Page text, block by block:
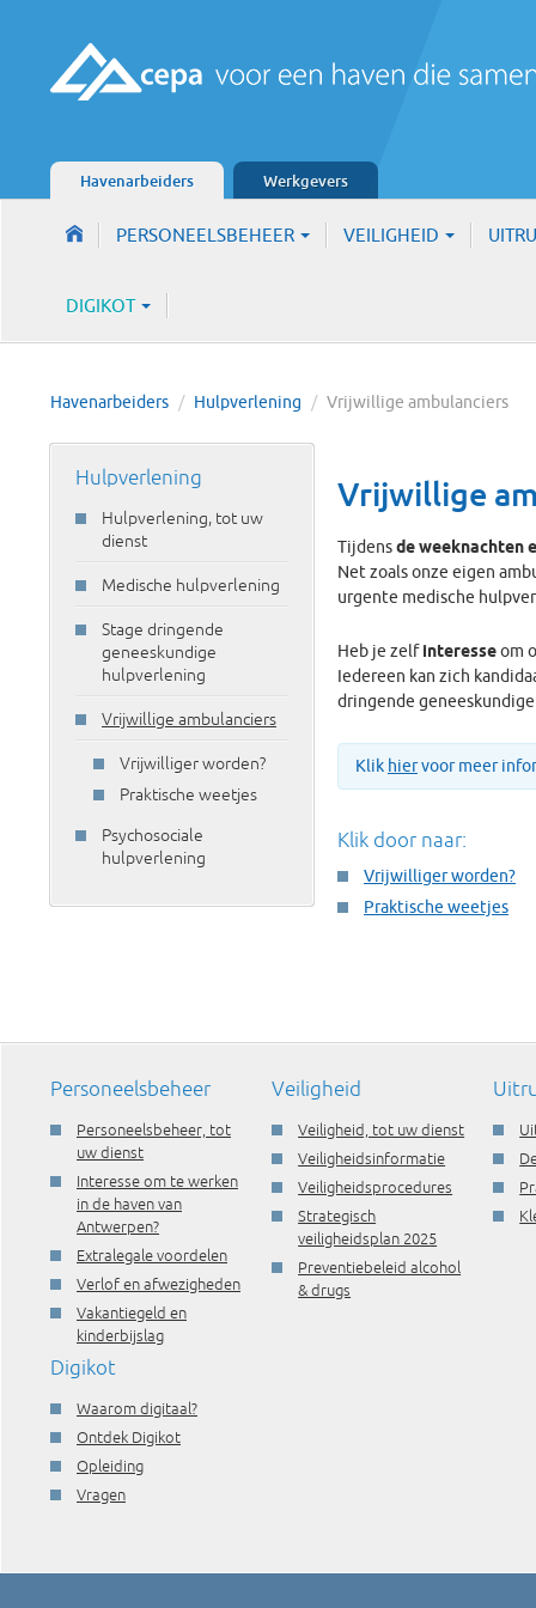
Havenarbeiders Werkgevers
PERSONEELSBEHEER VEILIGHEID
DIGIKOT
Havenarbeiders / Hulpverlening / Vrijwillige ambulanciers
Hulpverlening
Hulpverlening, tot uw
dienst
Medische hulpverlening
Stage dringende
geneeskundige
hulpverlening
Vrijwillige ambulanciers
Vrijwilliger worden?
Praktische weetjes
Psychosociale
hulpverlening
Vrijwillige
Tijdensde weeknachten
Net zoals onze eigen
urgente medische
Heb je zelfinteresseom
Iedereen kan zich
dringende
Klik hiervoor meer
Klik door naar:
Vrijwilliger worden?
Praktische weetjes
Personeelsbeheer
Personeelsbeheer, tot
uw dienst
Interesse om te werken
in de haven van
Antwerpen?
Extralegale voordelen
Verlof en afwezigheden
Vakantiegeld en
kinderbijslag
Veiligheid
Veiligheid, tot uw dienst
Veiligheidsinformatie
Veiligheidsprocedures
Strategisch
veiligheidsplan 2025
Preventiebeleid alcohol
& drugs
Digikot
Waarom digitaal?
Ontdek Digikot
Opleiding
Vragen